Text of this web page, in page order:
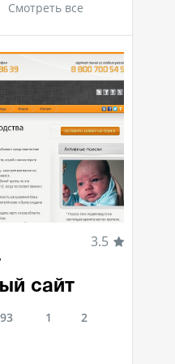
Смотреть все
3.5
сайт
1 2